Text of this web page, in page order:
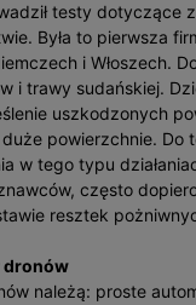
testy dotyczące
Była to pierwsza
i Włoszech.
i trawy sudańskiej.
uszkodzonych
powierzchnie. Do
w tego typu
często
resztek
dronów
należą: proste